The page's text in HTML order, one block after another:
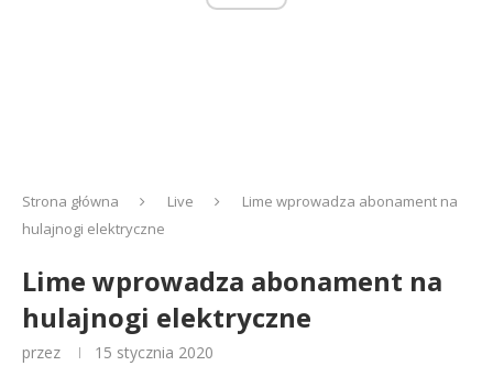
Strona główna Live
Lime wprowadza abonament na
hulajnogi elektryczne
Lime wprowadza abonament na
hulajnogi elektryczne
przez 15 stycznia 2020